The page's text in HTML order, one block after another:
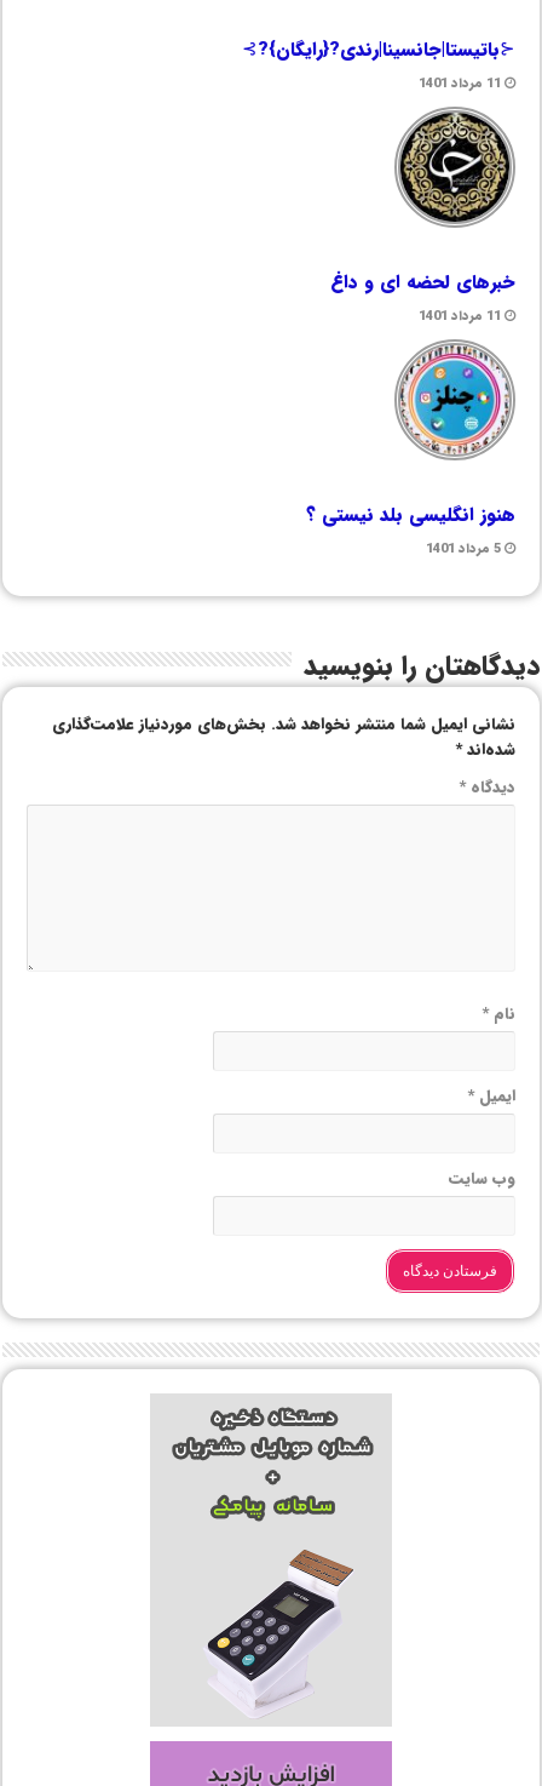
⊰باتیستا|جانسینا|رندی?{رایگان}?⊱
11 مرداد 1401
خبرهای لحضه ای و داغ
11 مرداد 1401
هنوز انگلیسی بلد نیستی ؟
5 مرداد 1401
دیدگاهتان را بنویسید
نشانی ایمیل شما منتشر نخواهد شد. بخش‌های موردنیاز علامت‌گذاری
شده‌اند*
دیدگاه*
نام*
ایمیل*
وب‌ سایت